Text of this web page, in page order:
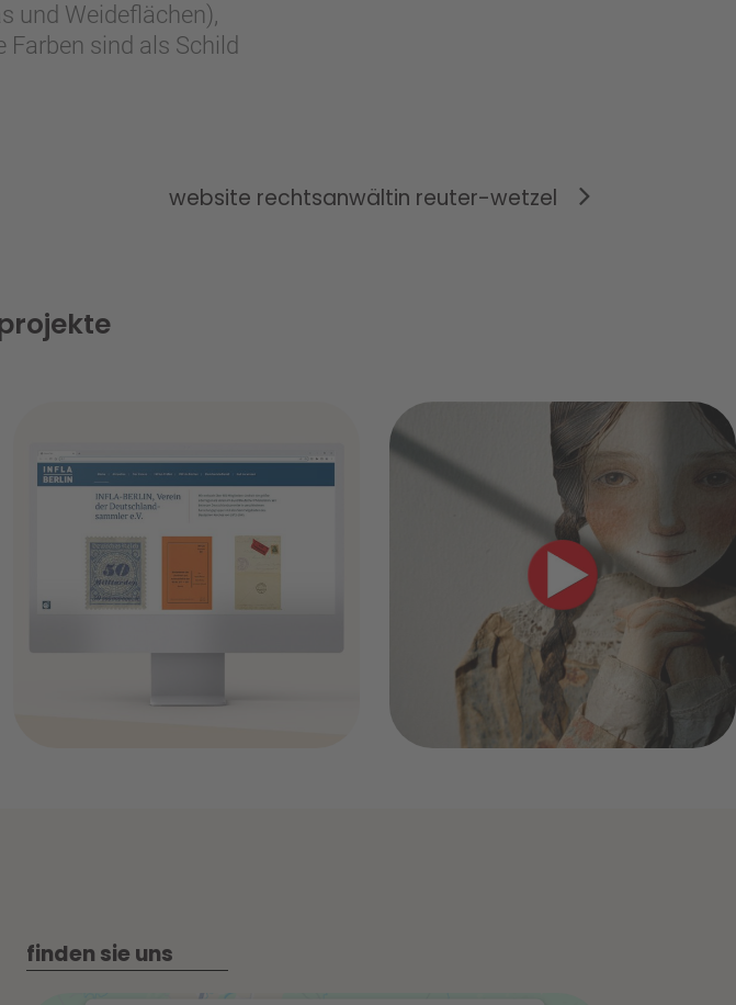
und Weideflächen),
Farben sind als Schild
website rechtsanwältin reuter-wetzel
+ +
finden sie uns